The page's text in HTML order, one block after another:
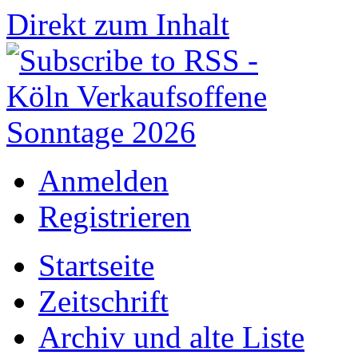
Direkt zum Inhalt
Anmelden
Registrieren
Startseite
Zeitschrift
Archiv und alte Liste